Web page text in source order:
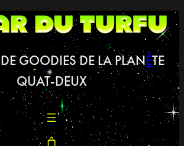
DE GOODIES DE LA PLANÈTE
QUAT-DEUX